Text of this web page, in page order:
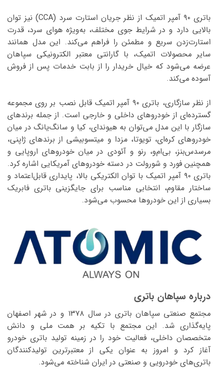
باتری ۹۰ آمپر اتمیک از نظر جریان استارت سرد (CCA) نیز توان
بالایی دارد و در شرایط جوی مختلف، به‌ویژه هوای سرد، قدرت
استارت‌زدن سریع و مطمئن را فراهم می‌کند. این مدل همانند
سایر محصولات اتمیک، با گارانتی معتبر الکترونیکی سپاهان
عرضه می‌شود که خیال خریدار را از بابت خدمات پس از فروش
آسوده می‌کند.
از نظر سازگاری، باتری ۹۰ آمپر اتمیک قابل نصب بر روی مجموعه
گسترده‌ای از خودروهای داخلی و خارجی است. از جمله برندهای
سازگار با این مدل می‌توان به هیوندای، کیا و سانگ‌یانگ در میان
خودروهای کره‌ای، تویوتا، مزدا و میتسوبیشی از برندهای ژاپنی،
مرسدس‌بنز، بی‌ام‌و، رنو و آئودی در میان خودروهای اروپایی و
همچنین فورد و شورولت در دسته خودروهای آمریکایی اشاره کرد.
باتری ۹۰ آمپر اتمیک با توان الکتریکی بالا، پایداری قابل‌اعتماد و
ساختار مقاوم، انتخابی مناسب برای جایگزینی باتری فابریک
بسیاری از این خودروها محسوب می‌شود.
درباره سپاهان باتری
مجتمع صنعتی سپاهان باتری در سال ۱۳۷۸ و در شهر اصفهان
پایه‌گذاری شد. این مجتمع با تکیه بر همت ملی و دانش
متخصصان داخلی، فعالیت خود را در زمینه تولید باتری خودرو
آغاز کرد و امروز به عنوان یکی از معتبرترین تولیدکنندگان
باتری‌های خودرویی و صنعتی در ایران شناخته می‌شود.